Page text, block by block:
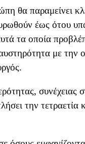
θα παραμείνει
έως ότου
τα οποία
με την
συνέχειας
την τετραετία